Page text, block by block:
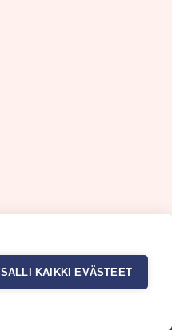
SALLI KAIKKI EVÄSTEET